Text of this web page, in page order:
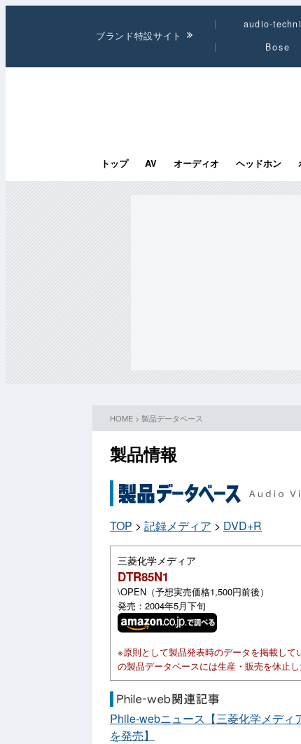
ブランド特設サイト
audio-
Bose
トップ AV オーディオ ヘッドホン
HOME > 製品データベース
製品情報
TOP > 記録メディア > DVD+R
三菱化学メディア
DTR85N1
\OPEN（予想実売価格1,500円前後）
発売：2004年5月下旬
※原則として製品発表時のデータを掲載し
の製品データベースには生産・販売を休止
Phile-webニュース【三菱化学メディ
を発売】